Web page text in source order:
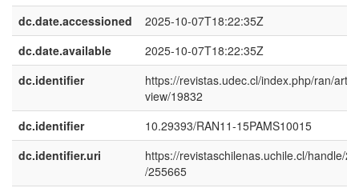
dc.date.accessioned
2025-10-07T18:22:35Z
dc.date.available
2025-10-07T18:22:35Z
dc.identifier
https://revistas.udec.cl/index.php/ran/
view/19832
dc.identifier
10.29393/RAN11-15PAMS10015
dc.identifier.uri
https://revistaschilenas.uchile.cl/handle/
/255665